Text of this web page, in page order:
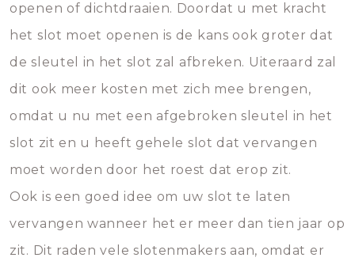
openen of dichtdraaien. Doordat u met kracht
het slot moet openen is de kans ook groter dat
de sleutel in het slot zal afbreken. Uiteraard zal
dit ook meer kosten met zich mee brengen,
omdat u nu met een afgebroken sleutel in het
slot zit en u heeft gehele slot dat vervangen
moet worden door het roest dat erop zit.
Ook is een goed idee om uw slot te laten
vervangen wanneer het er meer dan tien jaar op
zit. Dit raden vele slotenmakers aan, omdat er